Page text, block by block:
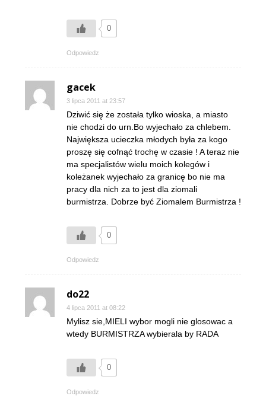
0
Odpowiedz
gacek
3 lipca 2011 at 23:57
Dziwić się że została tylko wioska, a miasto
nie chodzi do urn.Bo wyjechało za chlebem.
Największa ucieczka młodych była za kogo
proszę się cofnąć trochę w czasie ! A teraz nie
ma specjalistów wielu moich kolegów i
koleżanek wyjechało za granicę bo nie ma
pracy dla nich za to jest dla ziomali
burmistrza. Dobrze być Ziomalem Burmistrza !
0
Odpowiedz
do22
4 lipca 2011 at 08:22
Mylisz sie,MIELI wybor mogli nie glosowac a
wtedy BURMISTRZA wybierala by RADA
0
Odpowiedz